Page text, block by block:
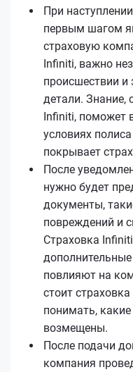
При
первым шагом
страховую
Infiniti, важно
происшествии и
детали. Знание,
Infiniti, поможет
условиях
покрывает
После
нужно будет
документы,
повреждений и
Страховка
повлияют на
стоит
понимать,
возмещены.
После подачи
компания